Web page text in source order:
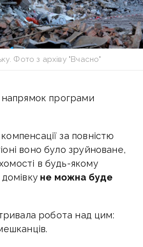
Фото з архіву "Вчасно"
програми
за повністю
воно було зруйноване,
в будь-якому
не можна буде
робота над цим: